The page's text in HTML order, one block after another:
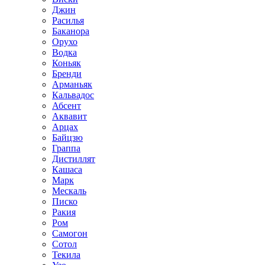
Джин
Расилья
Баканора
Орухо
Водка
Коньяк
Бренди
Арманьяк
Кальвадос
Абсент
Аквавит
Арцах
Байцзю
Граппа
Дистиллят
Кашаса
Марк
Мескаль
Писко
Ракия
Ром
Самогон
Сотол
Текила